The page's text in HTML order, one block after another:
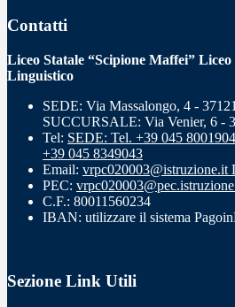
Contatti
Liceo Statale “Scipione Maffei” Liceo
Linguistico
SEDE: Via Massalongo, 4 -
SUCCURSALE: Via Venier, 6 -
Tel: SEDE: Tel. +39 045
+39 045 8349043
Email: vrpc020003@istruzione.it
PEC:
C.F.: 80011560234
IBAN: utilizzare il sistema
Sezione Link Utili